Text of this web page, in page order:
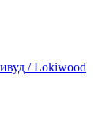
/ Lokiwood